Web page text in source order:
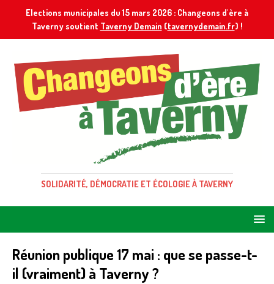
Elections municipales du 15 mars 2026 : Changeons d'ère à
Taverny soutient Taverny Demain (tavernydemain.fr) !
SOLIDARITÉ, DÉMOCRATIE ET ÉCOLOGIE À TAVERNY
Réunion publique 17 mai : que se passe-t-
il (vraiment) à Taverny ?